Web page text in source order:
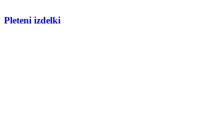
Pleteni izdelki